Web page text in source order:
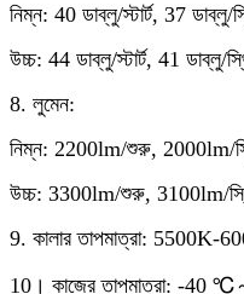
নিম্ন: 40 ডাব্লু/স্টার্ট, 37 ডাব্লু/
উচ্চ: 44 ডাব্লু/স্টার্ট, 41 ডাব্লু/
8. লুমেন:
নিম্ন: 2200lm/শুরু, 2000lm/
উচ্চ: 3300lm/শুরু, 3100lm/
9. কালার তাপমাত্রা: 5500K-
10। কাজের তাপমাত্রা: -40 ℃